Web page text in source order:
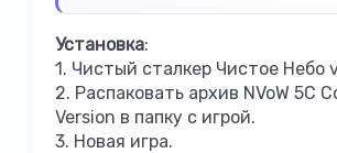
Установка:
1. Чистый сталкер Чистое Небо
2. Распаковать архив NVoW 5C
Version в папку с игрой.
3. Новая игра.